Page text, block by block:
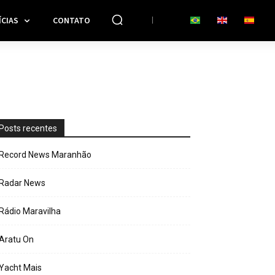
CONTATO
recentes
News Maranhão
News
Maravilha
On
Mais